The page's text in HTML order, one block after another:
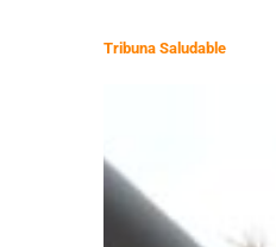
Tribuna Saludable